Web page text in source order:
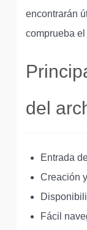
encontrarán
comprueba
del
Entrada
Creación
Fácil